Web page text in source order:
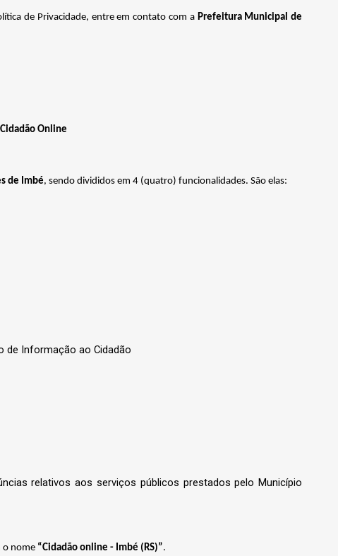
de Privacidade, entre em contato com a Prefeitura Municipal de
Online
de Imbé, sendo divididos em 4 (quatro) funcionalidades. São elas:
de Informação ao Cidadão
relativos aos serviços públicos prestados pelo Município
o nome “Cidadão online - Imbé (RS)”.